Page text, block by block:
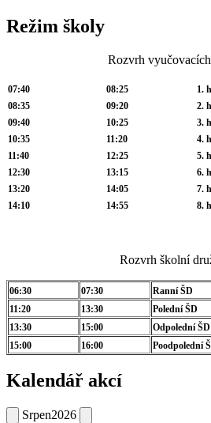
Režim školy
Rozvrh
07:40 08:25
1.
08:35
09:20
2.
09:40
10:25
3.
10:35
11:20
4.
11:40
12:25
5.
12:30
13:15
6.
13:20
14:05
7.
14:10
14:55 8.
Rozvrh školní
06:30 07:30
Ranní ŠD
11:20
13:30
Polední ŠD
13:30
15:00
Odpolední ŠD
15:00
16:00 Poodpolední
Kalendář akcí
Srpen2026